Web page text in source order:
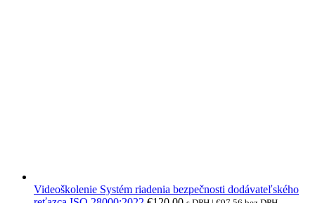
Videoškolenie Systém riadenia bezpečnosti dodávateľského